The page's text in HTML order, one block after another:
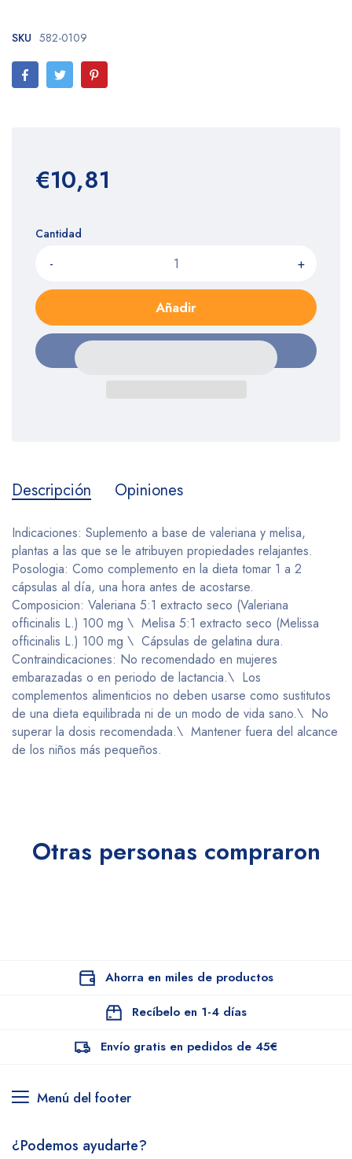
SKU 582-0109
€10,81
Cantidad
- +
Añadir
Descripción Opiniones
Indicaciones: Suplemento a base de valeriana y melisa,
plantas a las que se le atribuyen propiedades relajantes.
Posologia: Como complemento en la dieta tomar 1 a 2
cápsulas al día, una hora antes de acostarse.
Composicion: Valeriana 5:1 extracto seco (Valeriana
officinalis L.) 100 mg \ Melisa 5:1 extracto seco (Melissa
officinalis L.) 100 mg \ Cápsulas de gelatina dura.
Contraindicaciones: No recomendado en mujeres
embarazadas o en periodo de lactancia.\ Los
complementos alimenticios no deben usarse como sustitutos
de una dieta equilibrada ni de un modo de vida sano.\ No
superar la dosis recomendada.\ Mantener fuera del alcance
de los niños más pequeños.
Otras personas compraron
Ahorra en miles de productos
Recíbelo en 1-4 días
Envío gratis en pedidos de 45€
Menú del footer
¿Podemos ayudarte?